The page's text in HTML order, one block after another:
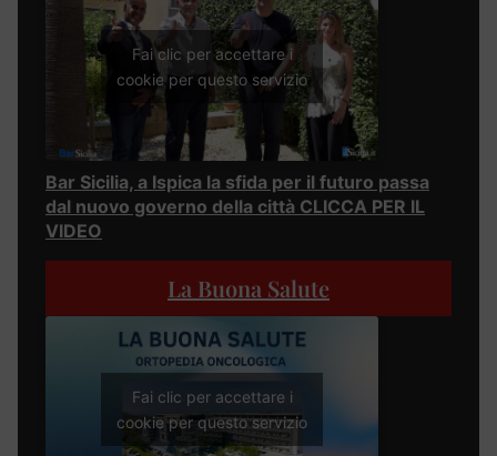
Fai clic per accettare i
cookie per questo servizio
Bar Sicilia, a Ispica la sfida per il futuro passa
dal nuovo governo della città CLICCA PER IL
VIDEO
La Buona Salute
Fai clic per accettare i
cookie per questo servizio